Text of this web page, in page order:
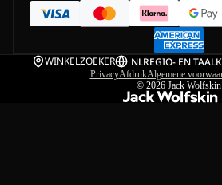
WINKELZOEKER NLREGIO- EN
PrivacyAfdrukAlgemene
© 2026 Jack Wolfskin